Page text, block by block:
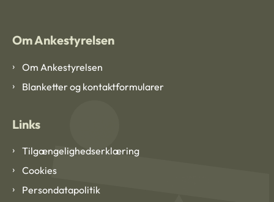
Om Ankestyrelsen
Om Ankestyrelsen
Blanketter og kontaktformularer
Links
Tilgængelighedserklæring
Cookies
Persondatapolitik